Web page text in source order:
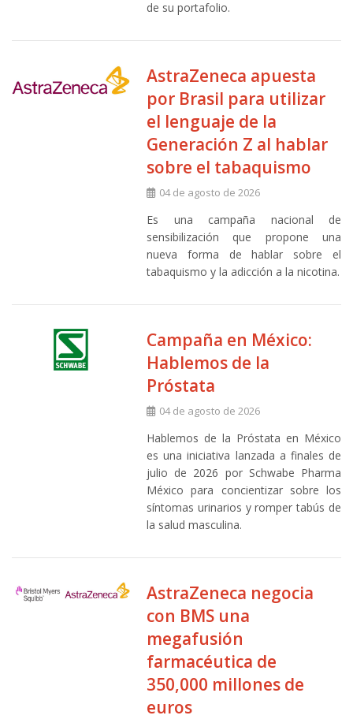
de su portafolio.
AstraZeneca apuesta
por Brasil para utilizar
el lenguaje de la
Generación Z al hablar
sobre el tabaquismo
04 de agosto de 2026
Es una campaña nacional de
sensibilización que propone una
nueva forma de hablar sobre el
tabaquismo y la adicción a la nicotina.
Campaña en México:
Hablemos de la
Próstata
04 de agosto de 2026
Hablemos de la Próstata en México
es una iniciativa lanzada a finales de
julio de 2026 por Schwabe Pharma
México para concientizar sobre los
síntomas urinarios y romper tabús de
la salud masculina.
AstraZeneca negocia
con BMS una
megafusión
farmacéutica de
350,000 millones de
euros